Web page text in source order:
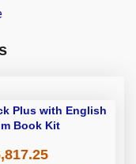
Plus with English
Book Kit